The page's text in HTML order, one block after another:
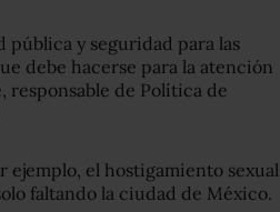
pública y seguridad para las
debe hacerse para la atención
responsable de Política de
ejemplo, el hostigamiento sexual
faltando la ciudad de México.